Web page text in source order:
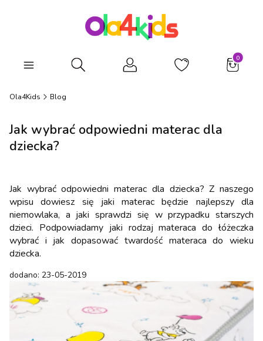
Otwórz wyszukiwarkę
Ola4Kids Blog
Jak wybrać odpowiedni materac dla
dziecka?
Jak wybrać odpowiedni materac dla dziecka? Z naszego
wpisu dowiesz się jaki materac będzie najlepszy dla
niemowlaka, a jaki sprawdzi się w przypadku starszych
dzieci. Podpowiadamy jaki rodzaj materaca do łóżeczka
wybrać i jak dopasować twardość materaca do wieku
dziecka.
dodano: 23-05-2019